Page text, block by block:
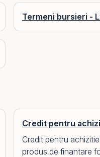
Termeni bursieri -
Credit pentru
Credit pentru
produs de finantare